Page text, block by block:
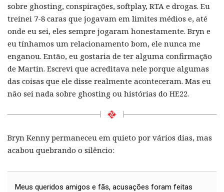
sobre ghosting, conspirações, softplay, RTA e drogas. Eu
treinei 7-8 caras que jogavam em limites médios e, até
onde eu sei, eles sempre jogaram honestamente. Bryn e
eu tínhamos um relacionamento bom, ele nunca me
enganou. Então, eu gostaria de ter alguma confirmação
de Martin. Escrevi que acreditava nele porque algumas
das coisas que ele disse realmente aconteceram. Mas eu
não sei nada sobre ghosting ou histórias do HE22.
Bryn Kenny permaneceu em quieto por vários dias, mas
acabou quebrando o silêncio:
Meus queridos amigos e fãs, acusações foram feitas